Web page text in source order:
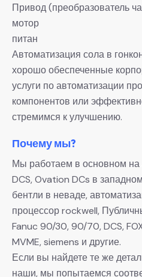
Привод (преобразователь
мотор
питан
Автоматизация сола в
хорошо обеспеченные
услуги по автоматизации
компонентов или
стремимся к улучшению.
Почему мы?
Мы работаем в основном на
DCS, Ovation DCs в
бентли в неваде,
процессор rockwell,
Fanuc 90/30, 90/70, DCS,
MVME, siemens и другие.
Если вы найдете те же
наши, мы попытаемся